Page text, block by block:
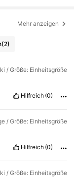
Mehr anzeigen
(2)
/ Größe: Einheitsgröße
Hilfreich (0)
/ Größe: Einheitsgröße
Hilfreich (0)
/ Größe: Einheitsgröße